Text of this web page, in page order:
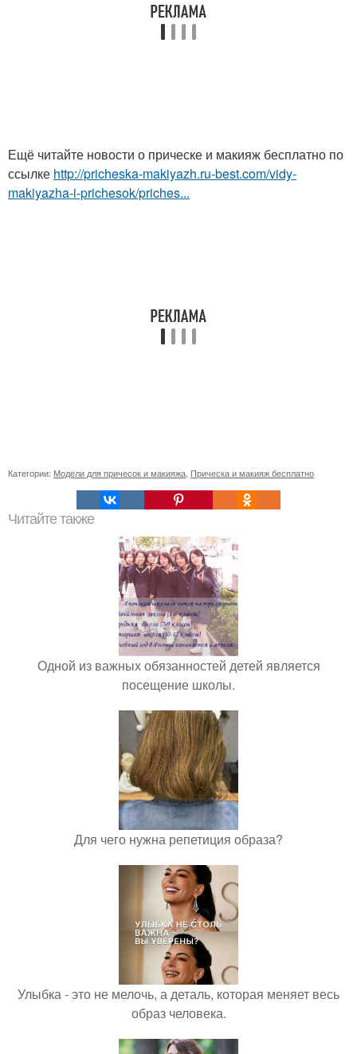
Ещё читайте новости о прическе и макияж бесплатно по
ссылке http://pricheska-makiyazh.ru-best.com/vidy-
makiyazha-i-prichesok/priches...
Категории: Модели для причесок и макияжа Прическа и макияж бесплатно
Читайте также
Одной из важных обязанностей детей является
посещение школы.
Для чего нужна репетиция образа?
Улыбка - это не мелочь, а деталь, которая меняет весь
образ человека.